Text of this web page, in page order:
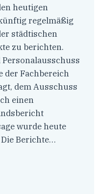
heutigen
regelmäßig
städtischen
zu berichten.
der Fachbereich
dem Ausschuss
einen
wurde heute
Berichte…